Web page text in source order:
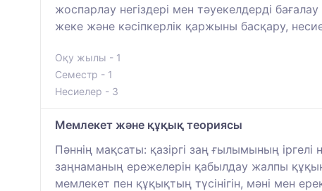
жоспарлау негіздері мен тәуекелдерді
жеке және кәсіпкерлік қаржыны басқару,
Оқу жылы - 1
Семестр - 1
Несиелер - 3
Мемлекет және құқық теориясы
Пәннің мақсаты: қазіргі заң ғылымының
заңнаманың ережелерін қабылдау жалпы
мемлекет пен құқықтың түсінігін, мәні мен